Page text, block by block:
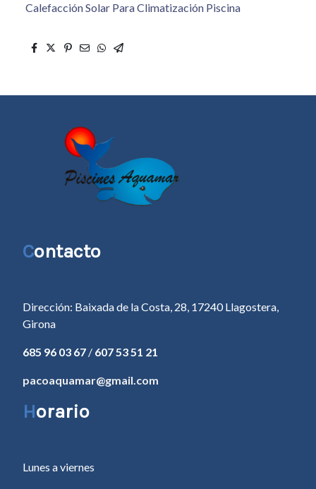
Calefacción Solar Para Climatización Piscina
Contacto
Dirección: Baixada de la Costa, 28, 17240 Llagostera,
Girona
685 96 03 67 / 607 53 51 21
pacoaquamar@gmail.com
Horario
Lunes a viernes